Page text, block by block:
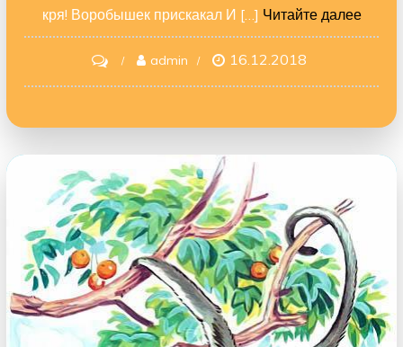
кря! Воробышек прискакал И […] Читайте далее
on
Путаница
admin 16.12.2018